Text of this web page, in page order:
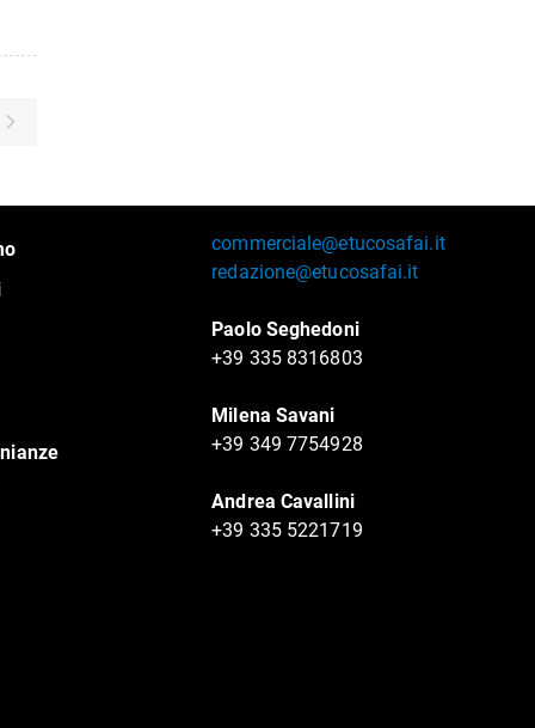
commerciale@etucosafai.it
redazione@etucosafai.it
Paolo Seghedoni
+39 335 8316803
Milena Savani
+39 349 7754928
Andrea Cavallini
+39 335 5221719